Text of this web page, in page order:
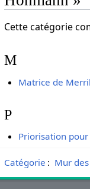
Cette catégorie
M
Matrice de
P
Priorisation
Catégorie : Mur